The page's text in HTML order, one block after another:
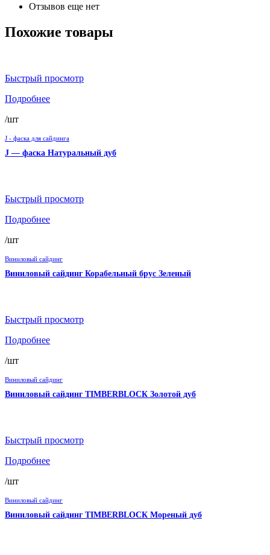
Отзывов еще нет
Похожие товары
Быстрый просмотр
Подробнее
/шт
J - фаска для сайдинга
J — фаска Натуральный дуб
Быстрый просмотр
Подробнее
/шт
Виниловый сайдинг
Виниловый сайдинг Корабельный брус Зеленый
Быстрый просмотр
Подробнее
/шт
Виниловый сайдинг
Виниловый сайдинг TIMBERBLOCК Золотой дуб
Быстрый просмотр
Подробнее
/шт
Виниловый сайдинг
Виниловый сайдинг TIMBERBLOCК Мореный дуб